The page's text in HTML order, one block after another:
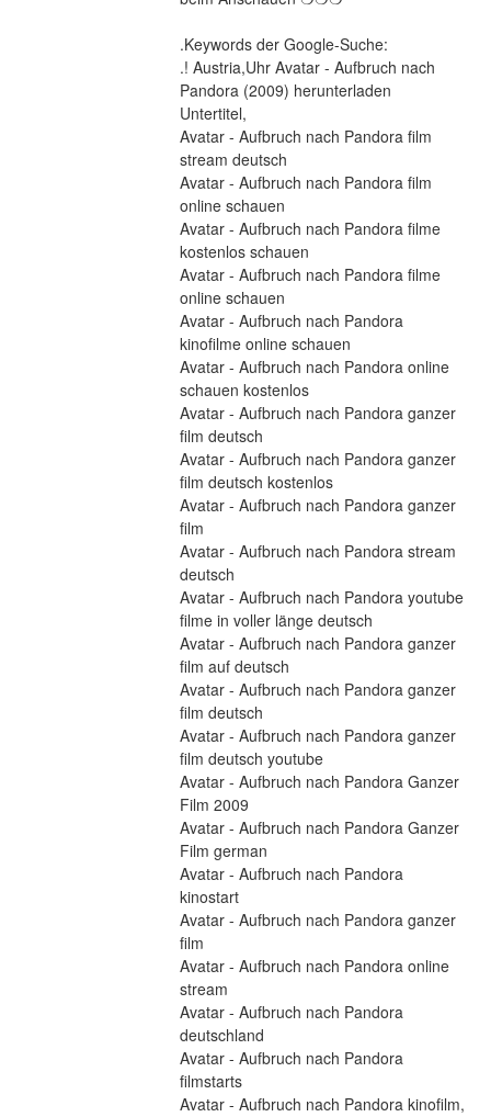
.Keywords der Google-Suche:
.! Austria,Uhr Avatar - Aufbruch nach
Pandora (2009) herunterladen
Untertitel,
Avatar - Aufbruch nach Pandora film
stream deutsch
Avatar - Aufbruch nach Pandora film
online schauen
Avatar - Aufbruch nach Pandora filme
kostenlos schauen
Avatar - Aufbruch nach Pandora filme
online schauen
Avatar - Aufbruch nach Pandora
kinofilme online schauen
Avatar - Aufbruch nach Pandora online
schauen kostenlos
Avatar - Aufbruch nach Pandora ganzer
film deutsch
Avatar - Aufbruch nach Pandora ganzer
film deutsch kostenlos
Avatar - Aufbruch nach Pandora ganzer
film
Avatar - Aufbruch nach Pandora stream
deutsch
Avatar - Aufbruch nach Pandora youtube
filme in voller länge deutsch
Avatar - Aufbruch nach Pandora ganzer
film auf deutsch
Avatar - Aufbruch nach Pandora ganzer
film deutsch
Avatar - Aufbruch nach Pandora ganzer
film deutsch youtube
Avatar - Aufbruch nach Pandora Ganzer
Film 2009
Avatar - Aufbruch nach Pandora Ganzer
Film german
Avatar - Aufbruch nach Pandora
kinostart
Avatar - Aufbruch nach Pandora ganzer
film
Avatar - Aufbruch nach Pandora online
stream
Avatar - Aufbruch nach Pandora
deutschland
Avatar - Aufbruch nach Pandora
filmstarts
Avatar - Aufbruch nach Pandora kinofilm,